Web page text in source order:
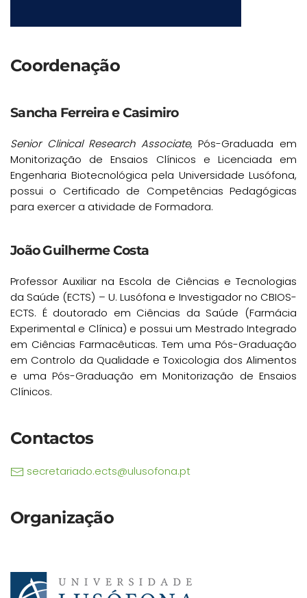
Coordenação
Sancha Ferreira e Casimiro
Senior Clinical Research Associate, Pós-Graduada em
Monitorização de Ensaios Clínicos e Licenciada em
Engenharia Biotecnológica pela Universidade Lusófona,
possui o Certificado de Competências Pedagógicas
para exercer a atividade de Formadora.
João Guilherme Costa
Professor Auxiliar na Escola de Ciências e Tecnologias
da Saúde (ECTS) – U. Lusófona e Investigador no CBIOS-
ECTS. É doutorado em Ciências da Saúde (Farmácia
Experimental e Clínica) e possui um Mestrado Integrado
em Ciências Farmacêuticas. Tem uma Pós-Graduação
em Controlo da Qualidade e Toxicologia dos Alimentos
e uma Pós-Graduação em Monitorização de Ensaios
Clínicos.
Contactos
secretariado.ects@ulusofona.pt
Organização